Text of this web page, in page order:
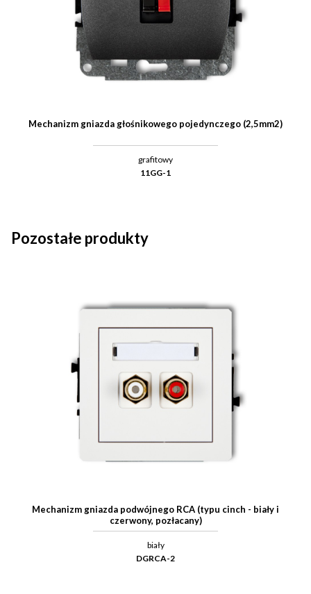
Mechanizm gniazda głośnikowego pojedynczego (2,5mm2)
grafitowy
11GG-1
Pozostałe produkty
Mechanizm gniazda podwójnego RCA (typu cinch - biały i
czerwony, pozłacany)
biały
DGRCA-2